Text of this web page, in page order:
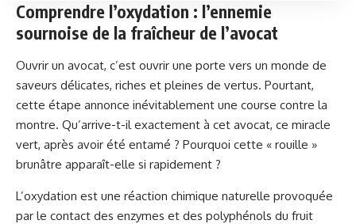
Comprendre l’oxydation : l’ennemie
sournoise de la fraîcheur de l’avocat
Ouvrir un avocat, c’est ouvrir une porte vers un monde de
saveurs délicates, riches et pleines de vertus. Pourtant,
cette étape annonce inévitablement une course contre la
montre. Qu’arrive-t-il exactement à cet avocat, ce miracle
vert, après avoir été entamé ? Pourquoi cette « rouille »
brunâtre apparaît-elle si rapidement ?
L’oxydation est une réaction chimique naturelle provoquée
par le contact des enzymes et des polyphénols du fruit